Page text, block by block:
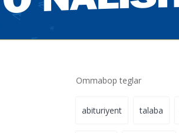
Ommabop teglar
abituriyent talaba